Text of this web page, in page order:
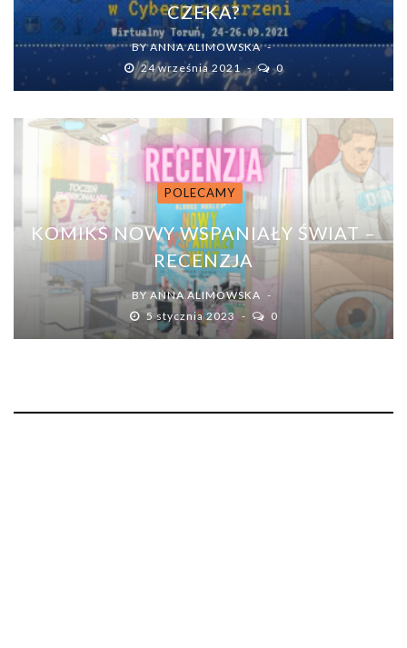
CZEKA?
BYANNA ALIMOWSKA
24 września 2021
0
POLECAMY
KOMIKS NOWY WSPANIAŁY ŚWIAT –
RECENZJA
BYANNA ALIMOWSKA
5 stycznia 2023
0